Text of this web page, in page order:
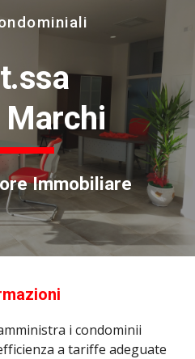
Skip to navigation
Marchi
Immobiliare
i condominii
a tariffe adeguate